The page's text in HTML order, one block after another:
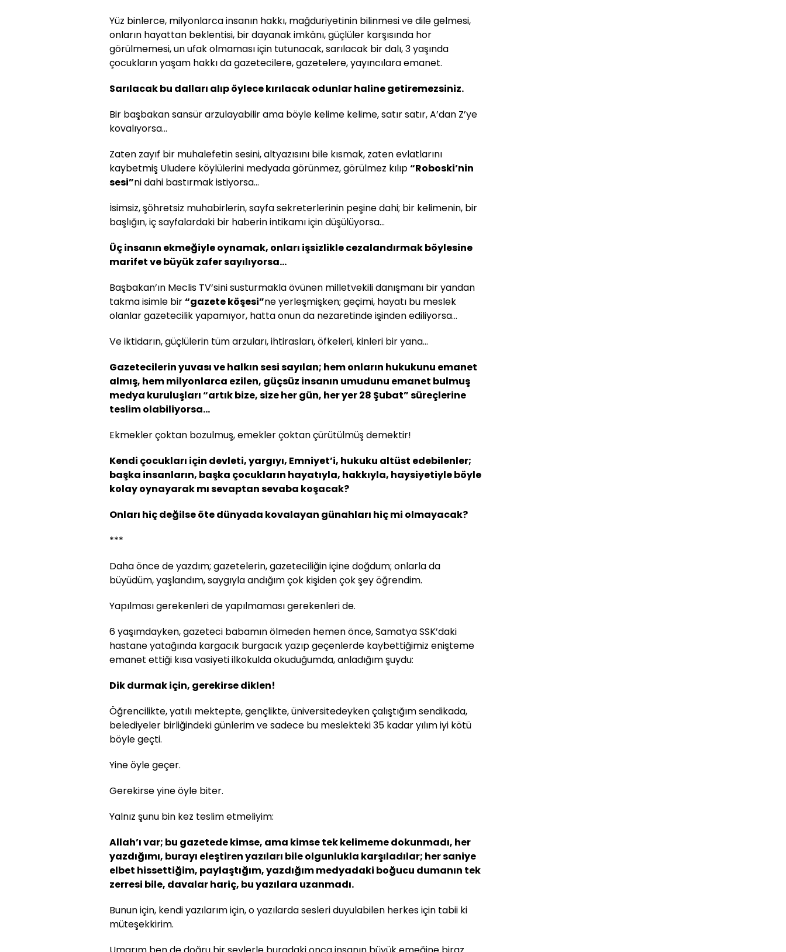
Yüz binlerce, milyonlarca insanın hakkı, mağduriyetinin bilinmesi ve dile gelmesi,
onların hayattan beklentisi, bir dayanak imkânı, güçlüler karşısında hor
görülmemesi, un ufak olmaması için tutunacak, sarılacak bir dalı, 3 yaşında
çocukların yaşam hakkı da gazetecilere, gazetelere, yayıncılara emanet.
Sarılacak bu dalları alıp öylece kırılacak odunlar haline getiremezsiniz.
Bir başbakan sansür arzulayabilir ama böyle kelime kelime, satır satır, A’dan Z’ye
kovalıyorsa…
Zaten zayıf bir muhalefetin sesini, altyazısını bile kısmak, zaten evlatlarını
kaybetmiş Uludere köylülerini medyada görünmez, görülmez kılıp“Roboski’nin
sesi”ni dahi bastırmak istiyorsa…
İsimsiz, şöhretsiz muhabirlerin, sayfa sekreterlerinin peşine dahi; bir kelimenin, bir
başlığın, iç sayfalardaki bir haberin intikamı için düşülüyorsa…
Üç insanın ekmeğiyle oynamak, onları işsizlikle cezalandırmak böylesine
marifet ve büyük zafer sayılıyorsa…
Başbakan’ın Meclis TV’sini susturmakla övünen milletvekili danışmanı bir yandan
takma isimle bir“gazete köşesi”ne yerleşmişken; geçimi, hayatı bu meslek
olanlar gazetecilik yapamıyor, hatta onun da nezaretinde işinden ediliyorsa…
Ve iktidarın, güçlülerin tüm arzuları, ihtirasları, öfkeleri, kinleri bir yana…
Gazetecilerin yuvası ve halkın sesi sayılan; hem onların hukukunu emanet
almış, hem milyonlarca ezilen, güçsüz insanın umudunu emanet bulmuş
medya kuruluşları “artık bize, size her gün, her yer 28 Şubat” süreçlerine
teslim olabiliyorsa…
Ekmekler çoktan bozulmuş, emekler çoktan çürütülmüş demektir!
Kendi çocukları için devleti, yargıyı, Emniyet’i, hukuku altüst edebilenler;
başka insanların, başka çocukların hayatıyla, hakkıyla, haysiyetiyle böyle
kolay oynayarak mı sevaptan sevaba koşacak?
Onları hiç değilse öte dünyada kovalayan günahları hiç mi olmayacak?
***
Daha önce de yazdım; gazetelerin, gazeteciliğin içine doğdum; onlarla da
büyüdüm, yaşlandım, saygıyla andığım çok kişiden çok şey öğrendim.
Yapılması gerekenleri de yapılmaması gerekenleri de.
6 yaşımdayken, gazeteci babamın ölmeden hemen önce, Samatya SSK’daki
hastane yatağında kargacık burgacık yazıp geçenlerde kaybettiğimiz enişteme
emanet ettiği kısa vasiyeti ilkokulda okuduğumda, anladığım şuydu:
Dik durmak için, gerekirse diklen!
Öğrencilikte, yatılı mektepte, gençlikte, üniversitedeyken çalıştığım sendikada,
belediyeler birliğindeki günlerim ve sadece bu meslekteki 35 kadar yılım iyi kötü
böyle geçti.
Yine öyle geçer.
Gerekirse yine öyle biter.
Yalnız şunu bin kez teslim etmeliyim:
Allah’ı var; bu gazetede kimse, ama kimse tek kelimeme dokunmadı, her
yazdığımı, burayı eleştiren yazıları bile olgunlukla karşıladılar; her saniye
elbet hissettiğim, paylaştığım, yazdığım medyadaki boğucu dumanın tek
zerresi bile, davalar hariç, bu yazılara uzanmadı.
Bunun için, kendi yazılarım için, o yazılarda sesleri duyulabilen herkes için tabii ki
müteşekkirim.